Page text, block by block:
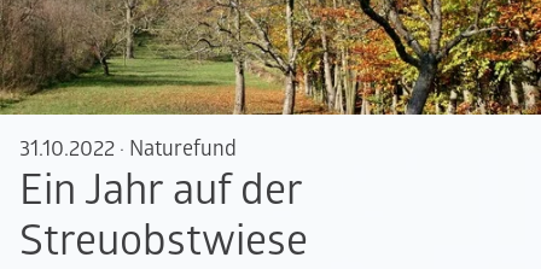
31.10.2022 · Naturefund
Ein Jahr auf der
Streuobstwiese